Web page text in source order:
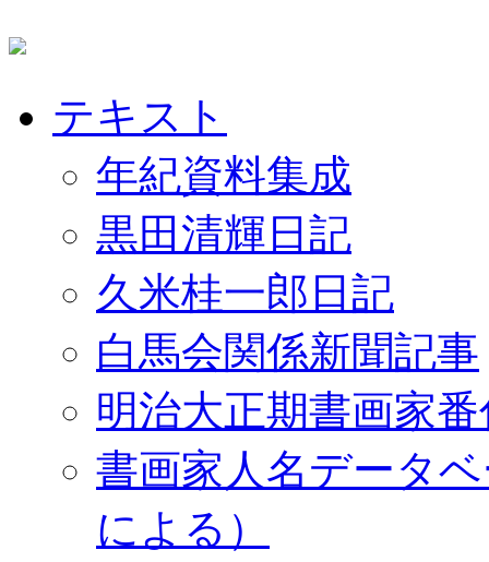
テキスト
年紀資料集成
黒田清輝日記
久米桂一郎日記
白馬会関係新聞記事
明治大正期書画家
書画家人名データ
による）